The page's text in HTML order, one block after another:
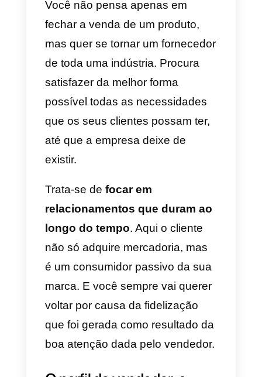
Para que isso seja possível, a
empresa precisa treinar bem
funcionários e explicar a eles
muito antes de vender a
“converter” clientes. Não se trata
de “criá-los”, pois é preciso levar
os seguidores a ponto de serem
clientes.
A venda consultiva, mesmo que
possa funcionar, deve funcionar
com um target muito bem
definido. Isso fará com que
vendedor e a empresa se